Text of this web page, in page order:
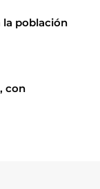
la población
con